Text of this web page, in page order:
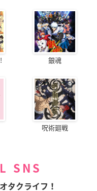
銀魂
呪術廻戦
SNS
タクライフ！